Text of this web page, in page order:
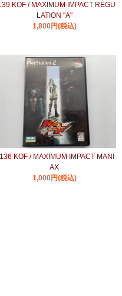
KOF / MAXIMUM IMPACT REGU
LATION "A"
1,800円(税込)
KOF / MAXIMUM IMPACT MANI
AX
1,000円(税込)